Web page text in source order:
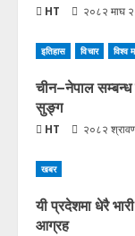
HT २०८२ माघ
इतिहास विचार विश्व
चीन–नेपाल सम्बन्ध
सुङ्ग
HT २०८२
खबर
यी प्रदेशमा धेरै
आग्रह